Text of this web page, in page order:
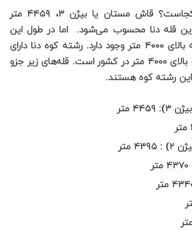
بلندترین قله دنا کجاست؟ قاش مستان یا بیژن ۳، ۴۴۵۹ متر
قله دنا محسوب می‌شود. اما در طول این
خط بیش از ۴۹ قله بالای ۴۰۰۰ متر وجود دارد. رشته کوه دنا دارای
بیشترین تعداد قله بالای ۴۰۰۰ متر در کشور است. قله‌های زیر جزو
این رشته کوه هستند.
متر
متر